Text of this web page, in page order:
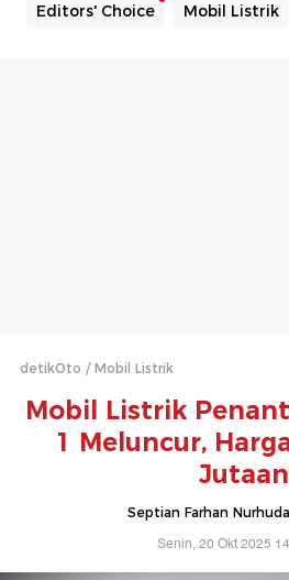
Editors' Choice Mobil Listrik
detikOto Mobil Listrik
Mobil Listrik
1 Meluncur,
Septian Farhan
Senin, 20 Okt 2025